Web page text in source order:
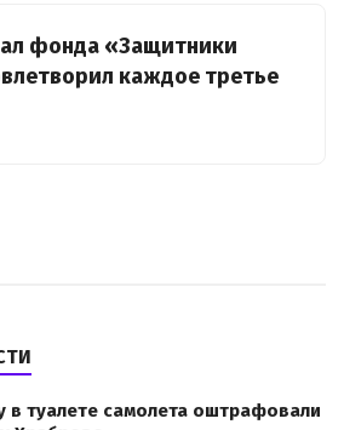
фонда «Защитники
каждое третье
в туалете самолета оштрафовали